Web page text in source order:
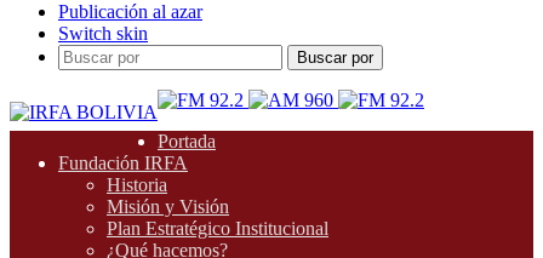
Publicación al azar
Switch skin
Buscar por
Portada
Fundación IRFA
Historia
Misión y Visión
Plan Estratégico Institucional
¿Qué hacemos?